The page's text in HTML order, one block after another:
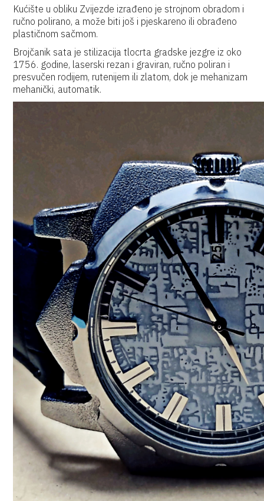
Kućište u obliku Zvijezde izrađeno je strojnom obradom i
ručno polirano, a može biti još i pjeskareno ili obrađeno
plastičnom sačmom.
Brojčanik sata je stilizacija tlocrta gradske jezgre iz oko
1756. godine, laserski rezan i graviran, ručno poliran i
presvučen rodijem, rutenijem ili zlatom, dok je mehanizam
mehanički, automatik.